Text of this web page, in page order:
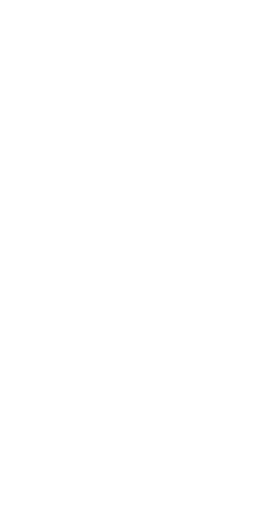
1. 竞争对手分析：通过Site Explorer功能，用户可
2. 网站审核和优化：通过Site Audit功能，用户可
3. 关键词研究：通过Keywords Explorer功能，用
4. 内容创意和链接机会发现：通过Content
5. 排名跟踪：通过Rank Tracker功能，用户可以
1. SEO专业人士：Ahrefs提供了全面的SEO工具
2. 内容营销人员：Ahrefs的关键词研究和内容创
3. 企业用户：Ahrefs的企业版提供了更多的功能
用户可以通过注册Ahrefs账号，选择相应的功能
研究，帮助用户更好地了解和使用工具。用户还